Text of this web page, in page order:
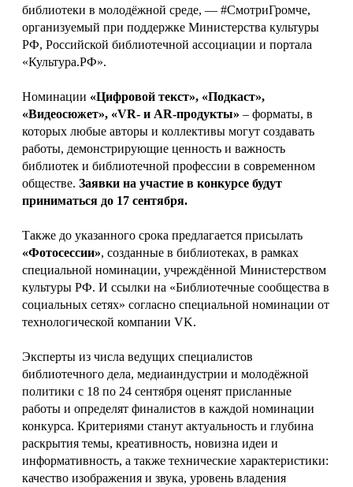
библиотеки в молодёжной среде, — #CмотриГромче,
организуемый при поддержке Министерства культуры
РФ, Российской библиотечной ассоциации и портала
«Культура.РФ».
Номинации «Цифровой текст», «Подкаст»,
«Видеосюжет», «VR- и AR-продукты» – форматы, в
которых любые авторы и коллективы могут создавать
работы, демонстрирующие ценность и важность
библиотек и библиотечной профессии в современном
обществе. Заявки на участие в конкурсе будут
приниматься до 17 сентября.
Также до указанного срока предлагается присылать
«Фотосессии», созданные в библиотеках, в рамках
специальной номинации, учреждённой Министерством
культуры РФ. И ссылки на «Библиотечные сообщества в
социальных сетях» согласно специальной номинации от
технологической компании VK.
Эксперты из числа ведущих специалистов
библиотечного дела, медиаиндустрии и молодёжной
политики с 18 по 24 сентября оценят присланные
работы и определят финалистов в каждой номинации
конкурса. Критериями станут актуальность и глубина
раскрытия темы, креативность, новизна идеи и
информативность, а также технические характеристики:
качество изображения и звука, уровень владения